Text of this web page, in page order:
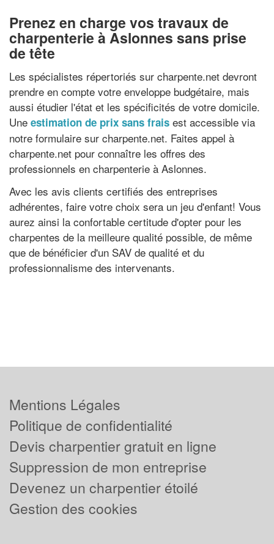
Prenez en charge vos travaux de
charpenterie à Aslonnes sans prise
de tête
Les spécialistes répertoriés sur charpente.net devront
prendre en compte votre enveloppe budgétaire, mais
aussi étudier l'état et les spécificités de votre domicile.
Une estimation de prix sans frais est accessible via
notre formulaire sur charpente.net. Faites appel à
charpente.net pour connaître les offres des
professionnels en charpenterie à Aslonnes.
Avec les avis clients certifiés des entreprises
adhérentes, faire votre choix sera un jeu d'enfant! Vous
aurez ainsi la confortable certitude d'opter pour les
charpentes de la meilleure qualité possible, de même
que de bénéficier d'un SAV de qualité et du
professionnalisme des intervenants.
Mentions Légales
Politique de confidentialité
Devis charpentier gratuit en ligne
Suppression de mon entreprise
Devenez un charpentier étoilé
Gestion des cookies